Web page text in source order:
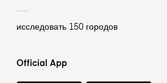
исследовать 150 городов
Official App